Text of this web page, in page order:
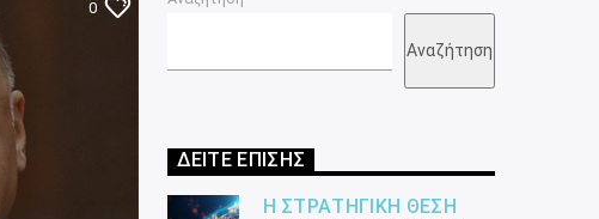
0
Αναζήτηση
ΔΕΙΤΕ ΕΠΙΣΗΣ
Η ΣΤΡΑΤΗΓΙΚΉ ΘΈΣΗ